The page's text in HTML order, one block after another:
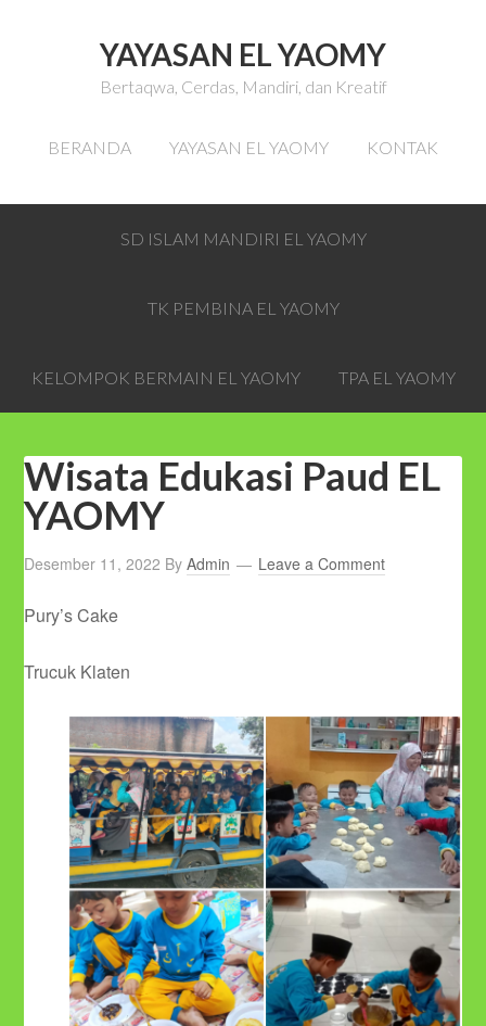
YAYASAN EL YAOMY
Bertaqwa, Cerdas, Mandiri, dan Kreatif
BERANDA YAYASAN EL YAOMY KONTAK
SD ISLAM MANDIRI EL YAOMY
TK PEMBINA EL YAOMY
KELOMPOK BERMAIN EL YAOMY TPA EL YAOMY
Wisata Edukasi Paud EL
YAOMY
Desember 11, 2022 ByAdmin Leave a Comment
Pury’s Cake
Trucuk Klaten